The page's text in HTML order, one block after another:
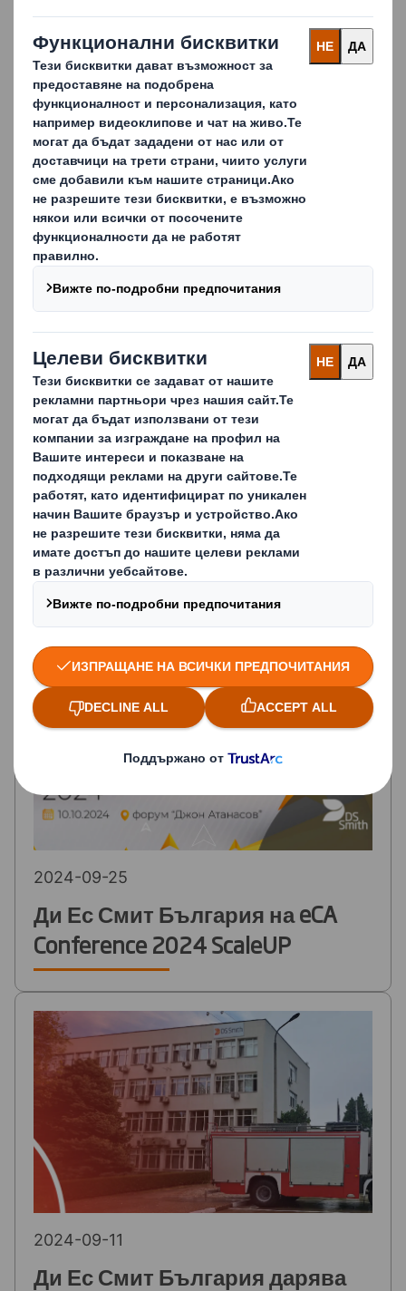
2024-12-19
Коледна Магия в Комплекса за
Социални Услуги за Деца и
Семейства в Пазарджик
2024-11-14
Ди Ес Смит България спечели
престижна награда за
устойчивост и иновативност в
конкурса Приз Пак 2024 с цели
3 иновативни опаковъчни
решения
2024-09-25
Ди Ес Смит България на eCA
Conference 2024 ScaleUP
2024-09-11
Ди Ес Смит България дарява